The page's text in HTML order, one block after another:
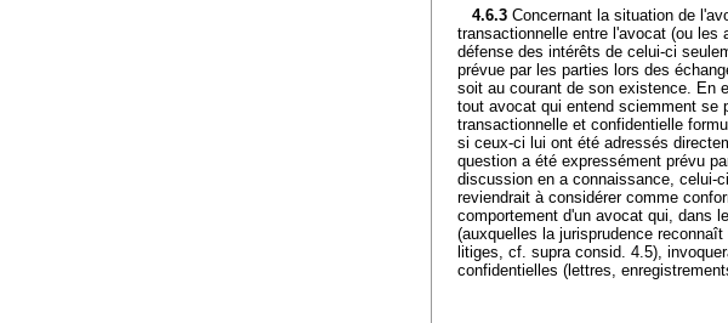
4.6.3 Concernant la situation de
transactionnelle entre l'avocat (ou
défense des intérêts de celui-ci
prévue par les parties lors des
soit au courant de son existence. En
tout avocat qui entend sciemment se
transactionnelle et confidentielle
si ceux-ci lui ont été adressés
question a été expressément prévu
discussion en a connaissance, celui-
reviendrait à considérer comme
comportement d'un avocat qui, dans
(auxquelles la jurisprudence
litiges, cf. supra consid. 4.5),
confidentielles (lettres,